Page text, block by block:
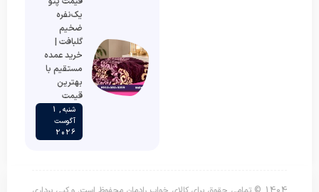
یک‌نفره
ضخیم
گلبافت |
خرید عمده
مستقیم با
بهترین
قیمت
شنبه , 1
آگوست
2026